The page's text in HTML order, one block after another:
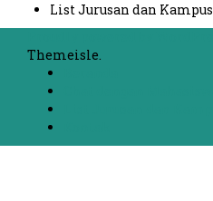
List Jurusan dan Kampus
Themeisle.